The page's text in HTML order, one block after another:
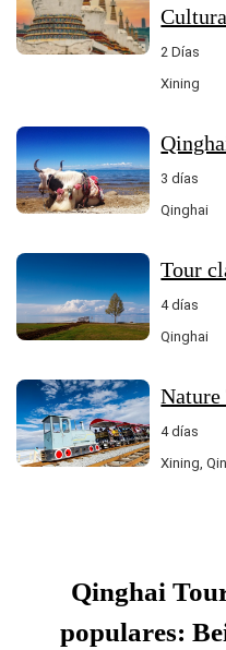
2 Días
Xining
3 días
Qinghai
Tour
4 días
Qinghai
Nature
4 días
Xining,
Qinghai
populares: